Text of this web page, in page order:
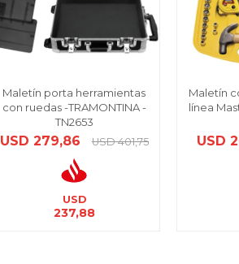
Maletín porta herramientas
con ruedas -TRAMONTINA -
TN2653
USD 279,86 USD 401,75
USD
237,88
Maletín
línea
USD